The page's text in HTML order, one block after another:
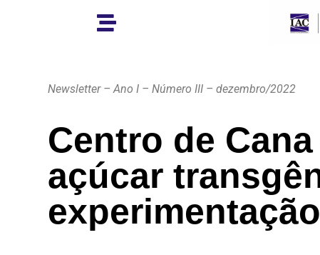
Newsletter – Ano I – Número III – dezembro/2022
Centro de
açúcar